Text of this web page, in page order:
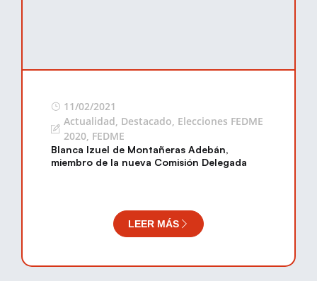
11/02/2021
Actualidad, Destacado, Elecciones FEDME
2020, FEDME
Blanca Izuel de Montañeras Adebán,
miembro de la nueva Comisión Delegada
LEER MÁS